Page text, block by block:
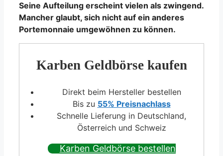
Seine Aufteilung erscheint vielen als zwingend.
Mancher glaubt, sich nicht auf ein anderes
Portemonnaie umgewöhnen zu können.
Karben Geldbörse kaufen
Direkt beim Hersteller bestellen
Bis zu 55% Preisnachlass
Schnelle Lieferung in Deutschland,
Österreich und Schweiz
Karben Geldbörse bestellen